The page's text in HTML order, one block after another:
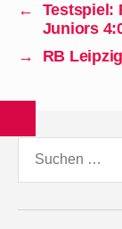
←
Testspiel:
Juniors
→
RB
nach: